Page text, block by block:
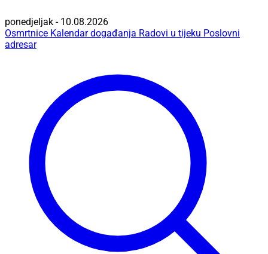
ponedjeljak - 10.08.2026
Osmrtnice Kalendar događanja Radovi u tijeku Poslovni
adresar